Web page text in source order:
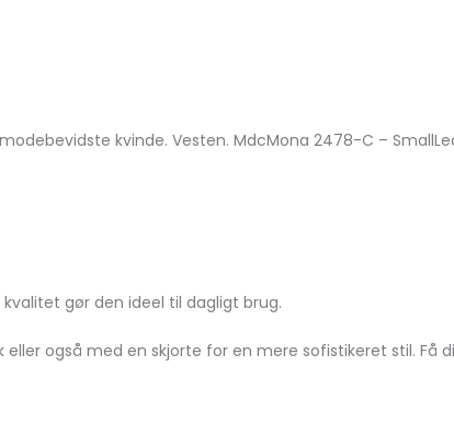
kvinde. Vesten. MdcMona 2478-C –
gør den ideel til dagligt brug.
også med en skjorte for en mere sofistikeret stil. Få